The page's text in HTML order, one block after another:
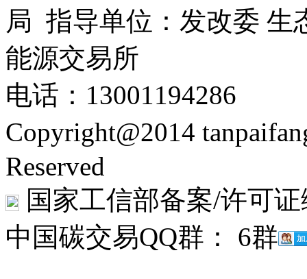
局 指导单位：发改委 生
能源交易所
电话：13001194286
Copyright@2014
Reserved
国家工信部备案/许可
中国碳交易QQ群： 6群